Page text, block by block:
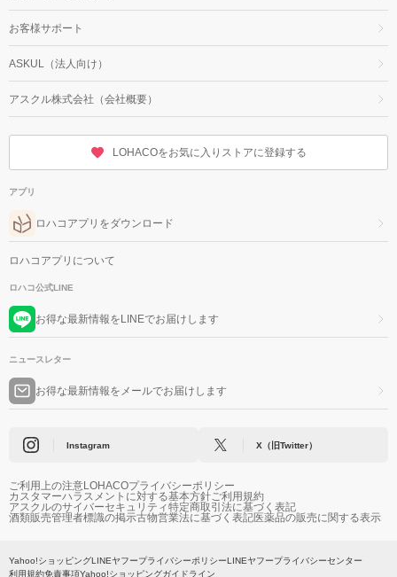
お客様サポート
ASKUL（法人向け）
アスクル株式会社（会社概要）
LOHACOをお気に入りストアに登録する
アプリ
ロハコアプリをダウンロード
ロハコアプリについて
ロハコ公式LINE
お得な最新情報をLINEでお届けします
ニュースレター
お得な最新情報をメールでお届けします
Instagram X（旧Twitter）
ご利用上の注意LOHACOプライバシーポリシー
カスタマーハラスメントに対する基本方針ご利用規約
アスクルのサイバーセキュリティ特定商取引法に基づく表記
酒類販売管理者標識の掲示古物営業法に基づく表記医薬品の販売に関する表示
Yahoo!ショッピングLINEヤフープライバシーポリシーLINEヤフープライバシーセンター
利用規約免責事項Yahoo!ショッピングガイドライン